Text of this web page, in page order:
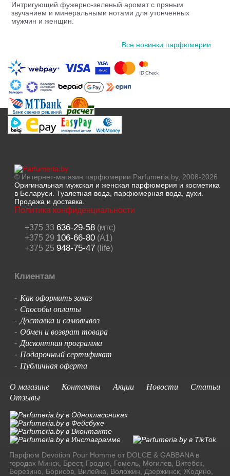
Интригующий фужерно-зеленый аромат с пряным
звучанием и минеральными нотами для утонченных
мужчин и женщин.
Все новинки парфюмерии
© Интернет-магазин парфюмерии Parfumeria.by, 2008-2026
Оригинальная мужская и женская парфюмерия и косметика
в Беларуси. Туалетная вода, парфюмерная вода, духи.
Продажа и доставка.
Политика конфиденциальности
+375 33 636-29-58(мтс)
+375 29 106-66-80(A1)
+375 25 948-75-47(life)
Клиентам
- Как оформить заказ
- Способы оплаты
-Доставка и самовывоз
- Обмен и возврат товара
-Дисконтная программа
- Подарочный сертификат
- Публичная оферта
О магазине
Контакты Акции Новости
Статьи
Отзывы
Парфюм Devotion Pour Homme от DOLCE & GABBANA в
городах Минск, Брест, Гродно, Гомель, Могилев, Витебск,
Березино, Борисов, Вилейка, Воложин, Дзержинск, Жодино,